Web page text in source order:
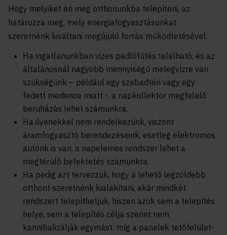
Hogy melyiket éri meg otthonunkba telepíteni, az
határozza meg, mely energiafogyasztásunkat
szeretnénk kiváltani megújuló forrás működtetésével.
Ha ingatlanunkban vizes padlófűtés található, és az
általánosnál nagyobb mennyiségű melegvízre van
szükségünk – például egy szabadtéri vagy egy
fedett medence miatt -, a napkollektor megfelelő
beruházás lehet számunkra.
Ha ilyenekkel nem rendelkezünk, viszont
áramfogyasztó berendezéseink, esetleg elektromos
autónk is van, a napelemes rendszer lehet a
megtérülő befektetés számunkra.
Ha pedig azt tervezzük, hogy a lehető legzöldebb
otthont szeretnénk kialakítani, akár mindkét
rendszert telepíthetjük, hiszen azok sem a telepítés
helye, sem a telepítés célja szerint nem
kannibalizálják egymást: míg a panelek tetőfelület-